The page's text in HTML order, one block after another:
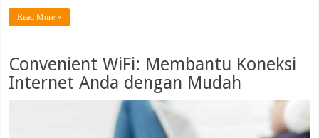
Read More »
Convenient WiFi: Membantu Koneksi
Internet Anda dengan Mudah